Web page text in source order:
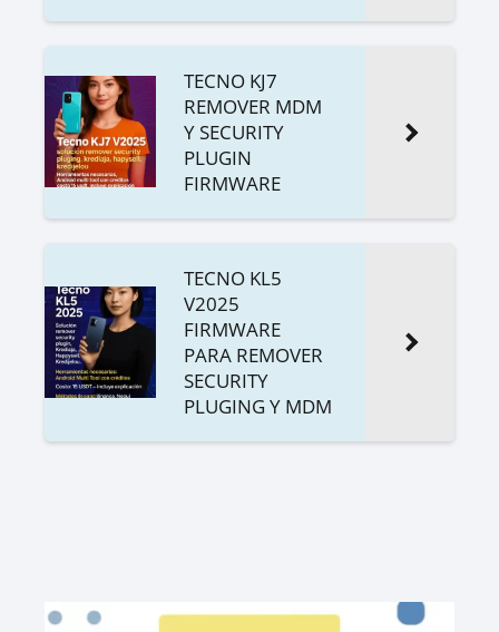
TECNO KJ7
REMOVER MDM
Y SECURITY
PLUGIN
FIRMWARE
TECNO KL5
V2025
FIRMWARE
PARA REMOVER
SECURITY
PLUGING Y MDM